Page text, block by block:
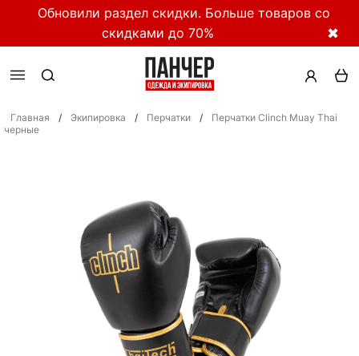
Обновили раздел скидки. Больше товаров со
скидками до 70%
✖
Главная / Экипировка / Перчатки /
Перчатки Clinch Muay Thai
черные